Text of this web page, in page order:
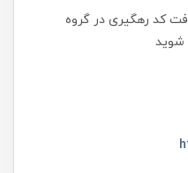
کد رهگیری در گروه
شوید